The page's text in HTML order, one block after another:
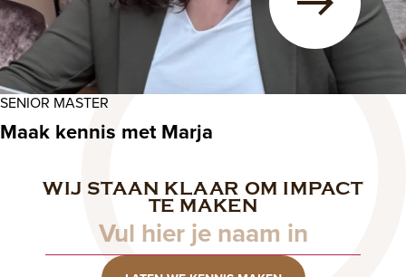
SENIOR MASTER
Maak kennis met Marja
WIJ STAAN KLAAR OM IMPACT
TE MAKEN
Naam